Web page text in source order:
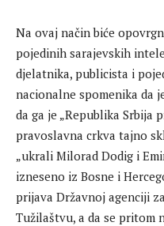
Na ovaj način biće
pojedinih sarajevskih
djelatnika, publicista i
nacionalne spomenika da
da ga je „Republika Srbija
pravoslavna crkva tajno
„ukrali Milorad Dodig i
izneseno iz Bosne i
prijava Državnoj agenciji
Tužilaštvu, a da se pritom